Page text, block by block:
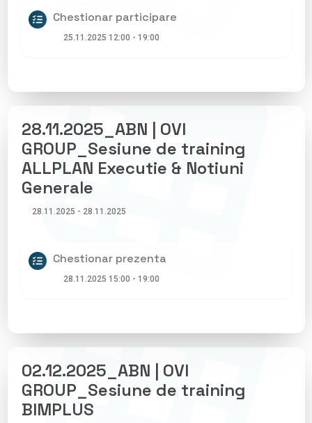
Chestionar participare
25.11.2025 12:00 - 19:00
28.11.2025_ABN | OVI
GROUP_Sesiune de training
ALLPLAN Executie & Notiuni
Generale
28.11.2025 - 28.11.2025
Chestionar prezenta
28.11.2025 15:00 - 19:00
02.12.2025_ABN | OVI
GROUP_Sesiune de training
BIMPLUS